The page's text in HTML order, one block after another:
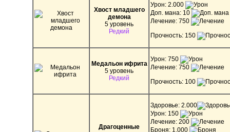
Хвост младшего
демона
5 уровень
Редкий
Урон: 2.000
Доп. мана: 10
Лечение: 750
Прочность: 150
Медальон ифрита
5 уровень
Редкий
Урон: 750
Лечение: 750
Прочность: 100
Драгоценные
Здоровье: 2.000
Урон: 150
Лечение: 200
Броня: 1.000